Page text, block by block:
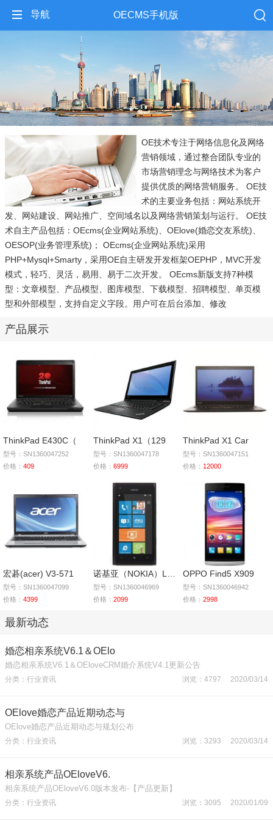
导航 OECMS手机版
OE技术专注于网络信息化及网络
营销领域，通过整合团队专业的
市场营销理念与网络技术为客户
提供优质的网络营销服务。 OE技
术的主要业务包括：网站系统开
发、网站建设、网站推广、空间域名以及网络营销策划与运行。 OE技
术自主产品包括：OEcms(企业网站系统)、OElove(婚恋交友系统)、
OESOP(业务管理系统)； OEcms(企业网站系统)采用
PHP+Mysql+Smarty，采用OE自主研发开发框架OEPHP，MVC开发
模式，轻巧、灵活，易用、易于二次开发。 OEcms新版支持7种模
型：文章模型、产品模型、图库模型、下载模型、招聘模型、单页模
型和外部模型，支持自定义字段。用户可在后台添加、修改
产品展示
ThinkPad E430C（
型号：SN1360047252
价格： 409
ThinkPad X1（129
型号：SN1360047178
价格： 6999
ThinkPad X1 Car
型号：SN1360047151
价格： 12000
宏碁(acer) V3-571
型号：SN1360047099
价格： 4399
型号：SN1360046969
价格： 2099
OPPO Find5 X909
型号：SN1360046942
价格：2998
最新动态
婚恋相亲系统V6.1＆OElo
婚恋相亲系统V6.1＆OEloveCRM婚介系统V4.1更新公告
分类：行业资讯 浏览：4797 2020/03/14
OElove婚恋产品近期动态与
OElove婚恋产品近期动态与规划公布
分类：行业资讯 浏览：3293 2020/03/14
相亲系统产品OEloveV6.
相亲系统产品OEloveV6.0版本发布-【产品更新】
分类：行业资讯 浏览：3095 2020/01/09